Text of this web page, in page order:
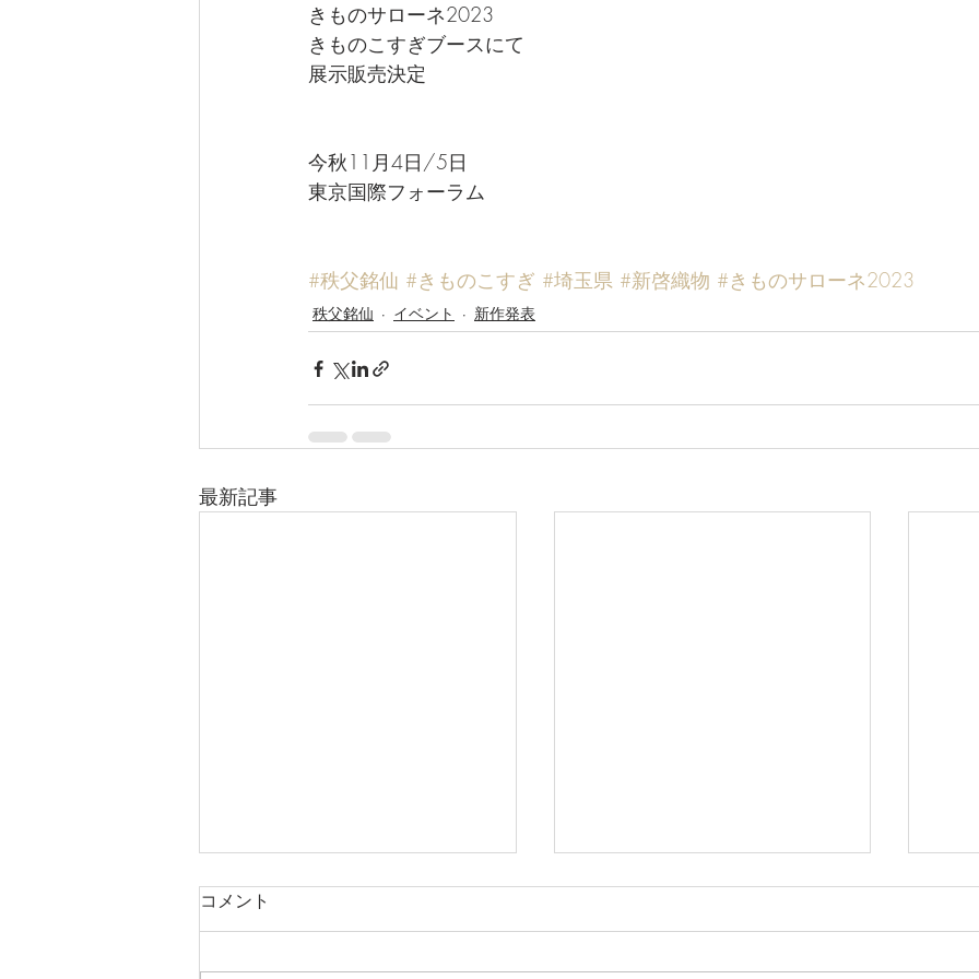
きものサローネ2023
きものこすぎブースにて
展示販売決定
今秋11月4日/5日
東京国際フォーラム
#秩父銘仙 #きものこすぎ #埼玉県 #新啓織物 #きものサローネ2023
秩父銘仙 イベント 新作発表
最新記事
コメント